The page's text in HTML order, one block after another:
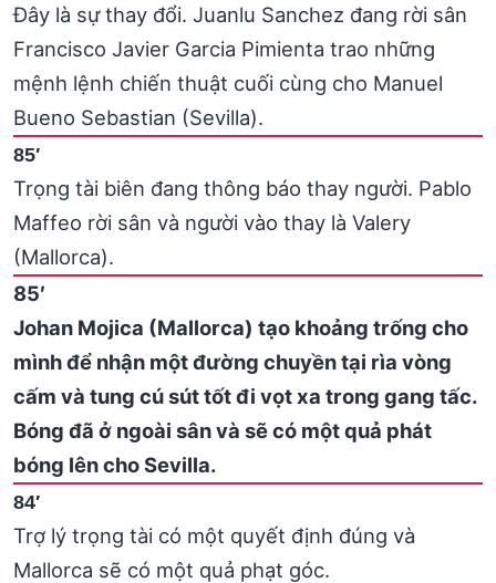
Đây là sự thay đổi. Juanlu Sanchez đang rời sân
Francisco Javier Garcia Pimienta trao những
mệnh lệnh chiến thuật cuối cùng cho Manuel
Bueno Sebastian (Sevilla).
85′
Trọng tài biên đang thông báo thay người. Pablo
Maffeo rời sân và người vào thay là Valery
(Mallorca).
85′
Johan Mojica (Mallorca) tạo khoảng trống cho
mình để nhận một đường chuyền tại rìa vòng
cấm và tung cú sút tốt đi vọt xa trong gang tấc.
Bóng đã ở ngoài sân và sẽ có một quả phát
bóng lên cho Sevilla.
84′
Trợ lý trọng tài có một quyết định đúng và
Mallorca sẽ có một quả phạt góc.